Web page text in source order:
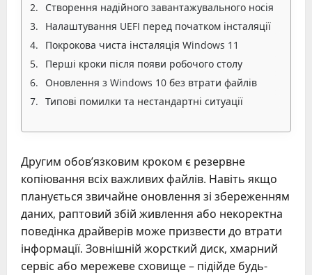
Створення надійного завантажувального носія
Налаштування UEFI перед початком інсталяції
Покрокова чиста інсталяція Windows 11
Перші кроки після появи робочого столу
Оновлення з Windows 10 без втрати файлів
Типові помилки та нестандартні ситуації
Другим обов’язковим кроком є резервне
копіювання всіх важливих файлів. Навіть якщо
планується звичайне оновлення зі збереженням
даних, раптовий збій живлення або некоректна
поведінка драйверів може призвести до втрати
інформації. Зовнішній жорсткий диск, хмарний
сервіс або мережеве сховище – підійде будь-